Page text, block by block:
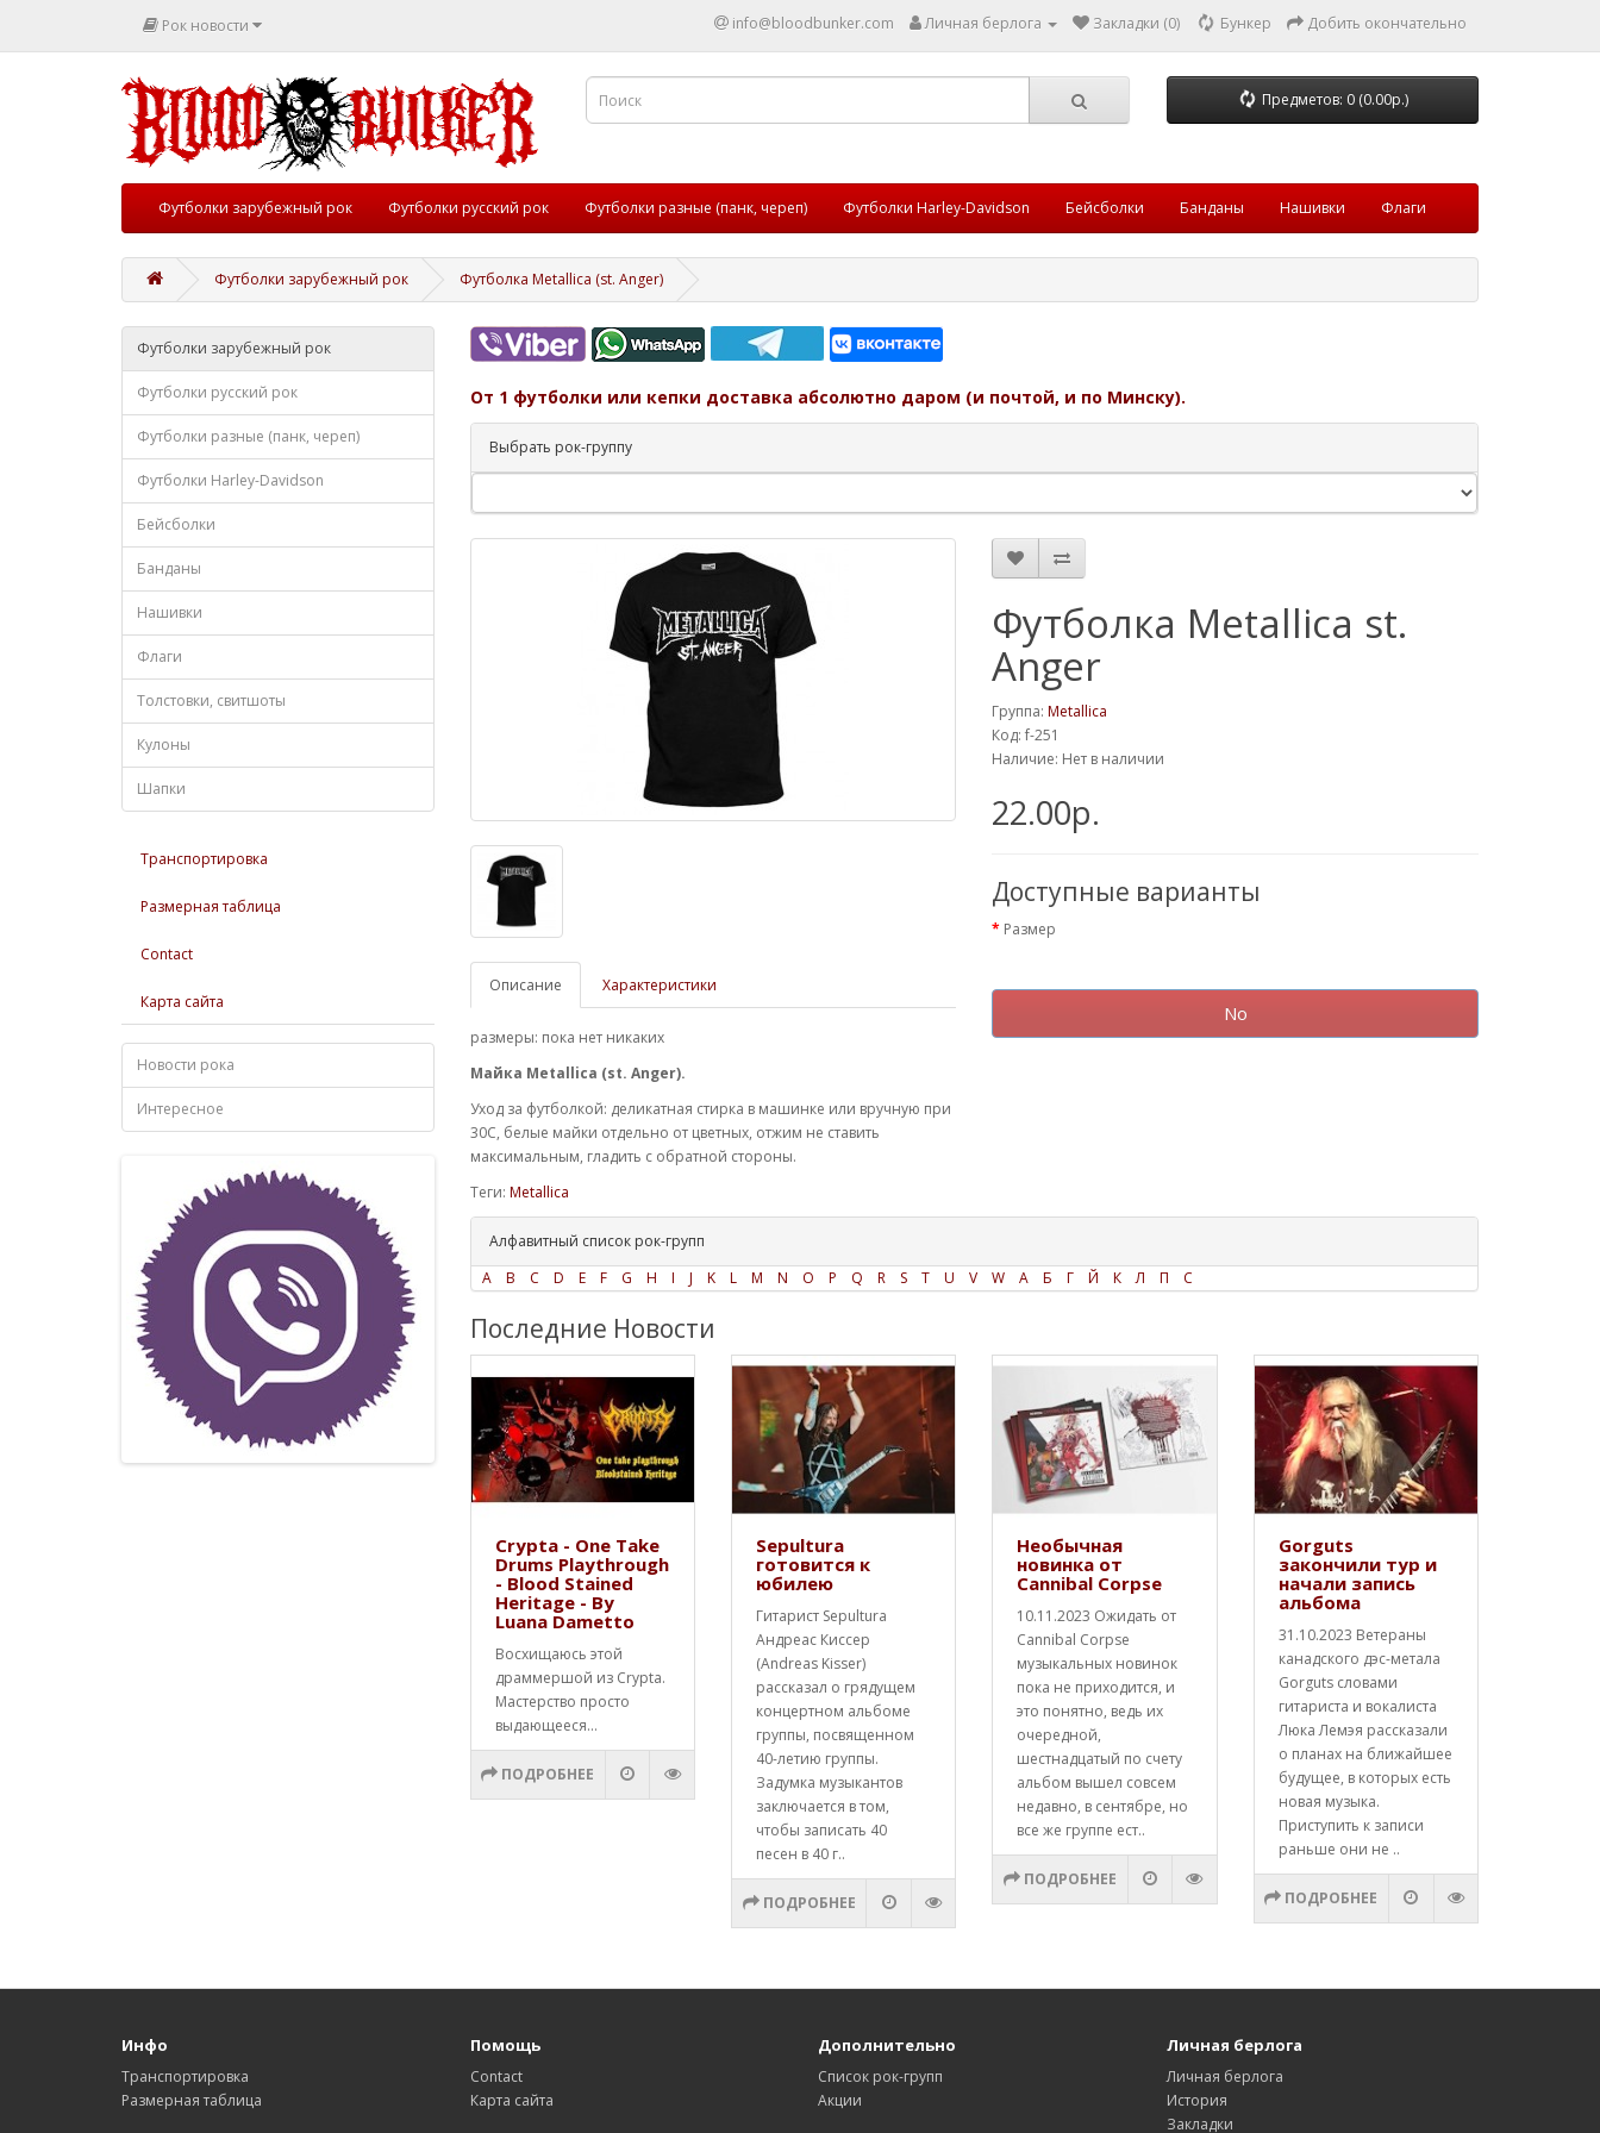
Рок новости info@bloodbunker.com Личная берлога Закладки (0) Бункер Добить окончательно
Предметов: 0 (0.00р.)
Футболки зарубежный рок Футболки русский рок Футболки разные (панк, череп) Футболки Harley-Davidson Бейсболки Банданы Нашивки Флаги
Футболки зарубежный рок Футболка Metallica (st. Anger)
Футболки зарубежный рок
Футболки русский рок
Футболки разные (панк, череп)
Футболки Harley-Davidson
Бейсболки
Банданы
Нашивки
Флаги
Толстовки, свитшоты
Кулоны
Шапки
Транспортировка
Размерная таблица
Contact
Карта сайта
Новости рока
Интересное
От 1 футболки или кепки доставка абсолютно даром (и почтой, и по Минску).
Выбрать рок-группу
Описание Характеристики
размеры: пока нет никаких
Майка Metallica (st. Anger).
Уход за футболкой: деликатная стирка в машинке или вручную при
30С, белые майки отдельно от цветных, отжим не ставить
максимальным, гладить с обратной стороны.
Футболка Metallica st.
Anger
Группа:Metallica
Код: f-251
Наличие: Нет в наличии
22.00р.
Доступные варианты
Размер
No
Теги: Metallica
Алфавитный список рок-групп
A
B C D E F G H I J K L M N O P Q R S T U V W А Б Г Й К Л П С
Последние Новости
Crypta - One Take
Drums Playthrough
- Blood Stained
Heritage - By
Luana Dametto
Восхищаюсь этой
драммершой из Crypta.
Мастерство просто
выдающееся...
ПОДРОБНЕЕ
Sepultura
готовится к
юбилею
Гитарист Sepultura
Андреас Киссер
(Andreas Kisser)
рассказал о грядущем
концертном альбоме
группы, посвященном
40-летию группы.
Задумка музыкантов
заключается в том,
чтобы записать 40
песен в 40 г..
ПОДРОБНЕЕ
Необычная
новинка от
Cannibal Corpse
10.11.2023 Ожидать от
Cannibal Corpse
музыкальных новинок
пока не приходится, и
это понятно, ведь их
очередной,
шестнадцатый по счету
альбом вышел совсем
недавно, в сентябре, но
все же группе ест..
ПОДРОБНЕЕ
Gorguts
закончили тур и
начали запись
альбома
31.10.2023 Ветераны
канадского дэс-метала
Gorguts словами
гитариста и вокалиста
Люка Лемэя рассказали
о планах на ближайшее
будущее, в которых есть
новая музыка.
Приступить к записи
раньше они не ..
ПОДРОБНЕЕ
Инфо
Транспортировка
Размерная таблица
Помощь
Contact
Карта сайта
Дополнительно
Список рок-групп
Акции
Личная берлога
Личная берлога
История
Закладки